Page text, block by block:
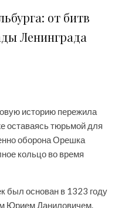
от битв
Ленинграда
историю пережила
оставаясь тюрьмой для
оборона Орешка
кольцо во время
был основан в 1323 году
Юрием Даниловичем.